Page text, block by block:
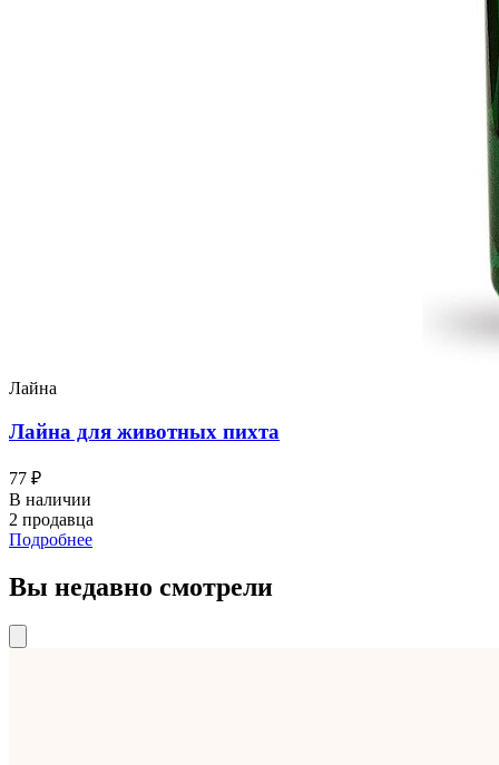
Лайна
Лайна для животных пихта
77 ₽
В наличии
2 продавца
Подробнее
Вы недавно смотрели